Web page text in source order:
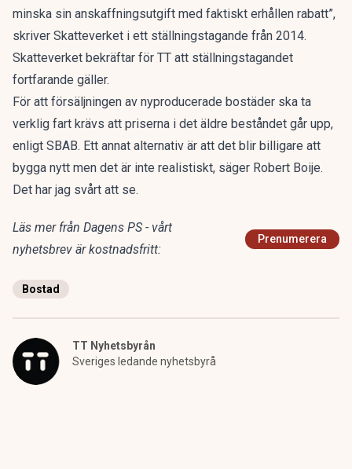
minska sin anskaffningsutgift med faktiskt erhållen rabatt”,
skriver Skatteverket i ett ställningstagande från 2014.
Skatteverket bekräftar för TT att ställningstagandet
fortfarande gäller.
För att försäljningen av nyproducerade bostäder ska ta
verklig fart krävs att priserna i det äldre beståndet går upp,
enligt SBAB. Ett annat alternativ är att det blir billigare att
bygga nytt men det är inte realistiskt, säger Robert Boije.
Det har jag svårt att se.
Läs mer från Dagens PS - vårt
nyhetsbrev är kostnadsfritt:
Prenumerera
Bostad
TT Nyhetsbyrån
Sveriges ledande nyhetsbyrå